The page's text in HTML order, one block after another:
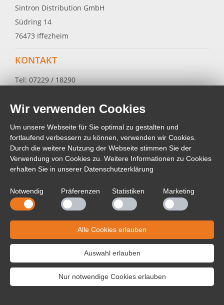
Wir verwenden Cookies
Um unsere Webseite für Sie optimal zu gestalten und
fortlaufend verbessern zu können, verwenden wir Cookies.
Durch die weitere Nutzung der Webseite stimmen Sie der
Verwendung von Cookies zu. Weitere Informationen zu Cookies
erhalten Sie in unserer Datenschutzerklärung
Notwendig Präferenzen Statistiken Marketing
Alle Cookies erlauben
Auswahl erlauben
Nur notwendige Cookies erlauben
Sintron Distribution GmbH
Südring 14
76473 Iffezheim
KONTAKT
Tel: 07229 / 18290
Mail: info@sintron.de
VERTRIEBSPARTNER
QVK GmbH
76473 Iffezheim
Tel: 07229 / 1829800
Fax: 07229 / 1829809
Mail: info@qvk-shop.de
Sintron Distribution GmbH © 2017 -